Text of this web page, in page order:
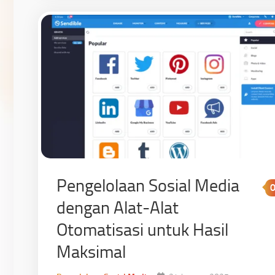
Pengelolaan Sosial Media
dengan Alat-Alat
Otomatisasi untuk Hasil
Maksimal
0